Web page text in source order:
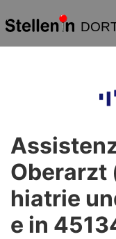
Oberarzt
hiatrie
e in